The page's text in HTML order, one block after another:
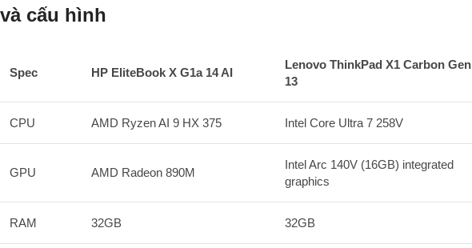
và cấu hình
Spec HP EliteBook X G1a 14 AI
Lenovo ThinkPad X1 Carbon Gen
13
CPU AMD Ryzen AI 9 HX 375 Intel Core Ultra 7 258V
GPU AMD Radeon 890M
Intel Arc 140V (16GB) integrated
graphics
RAM 32GB 32GB